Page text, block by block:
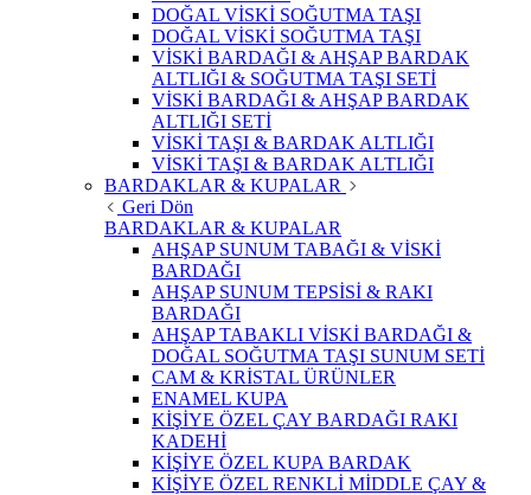
DOĞAL VİSKİ SOĞUTMA TAŞI
DOĞAL VİSKİ SOĞUTMA TAŞI
VİSKİ BARDAĞI & AHŞAP BARDAK
ALTLIĞI & SOĞUTMA TAŞI SETİ
VİSKİ BARDAĞI & AHŞAP BARDAK
ALTLIĞI SETİ
VİSKİ TAŞI & BARDAK ALTLIĞI
VİSKİ TAŞI & BARDAK ALTLIĞI
BARDAKLAR & KUPALAR
Geri Dön
BARDAKLAR & KUPALAR
AHŞAP SUNUM TABAĞI & VİSKİ
BARDAĞI
AHŞAP SUNUM TEPSİSİ & RAKI
BARDAĞI
AHŞAP TABAKLI VİSKİ BARDAĞI &
DOĞAL SOĞUTMA TAŞI SUNUM SETİ
CAM & KRİSTAL ÜRÜNLER
ENAMEL KUPA
KİŞİYE ÖZEL ÇAY BARDAĞI RAKI
KADEHİ
KİŞİYE ÖZEL KUPA BARDAK
KİŞİYE ÖZEL RENKLİ MİDDLE ÇAY &